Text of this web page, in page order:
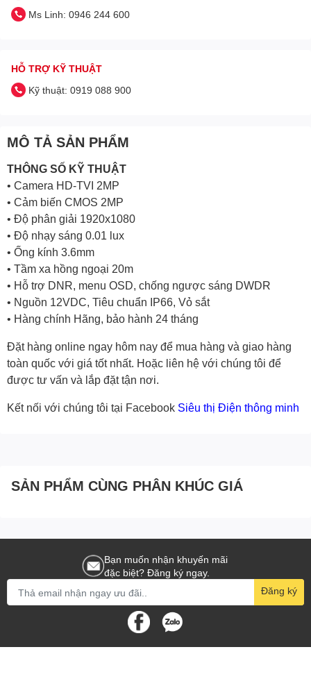
Ms Linh: 0946 244 600
HỖ TRỢ KỸ THUẬT
Kỹ thuật: 0919 088 900
MÔ TẢ SẢN PHẨM
THÔNG SỐ KỸ THUẬT
• Camera HD-TVI 2MP
• Cảm biến CMOS 2MP
• Độ phân giải 1920x1080
• Độ nhạy sáng 0.01 lux
• Ống kính 3.6mm
• Tầm xa hồng ngoại 20m
• Hỗ trợ DNR, menu OSD, chống ngược sáng DWDR
• Nguồn 12VDC, Tiêu chuẩn IP66, Vỏ sắt
• Hàng chính Hãng, bảo hành 24 tháng
Đặt hàng online ngay hôm nay để mua hàng và giao hàng
toàn quốc với giá tốt nhất. Hoặc liên hệ với chúng tôi để
được tư vấn và lắp đặt tận nơi.
Kết nối với chúng tôi tại Facebook Siêu thị Điện thông minh
SẢN PHẨM CÙNG PHÂN KHÚC GIÁ
Bạn muốn nhận khuyến mãi
đặc biệt? Đăng ký ngay.
Đăng ký